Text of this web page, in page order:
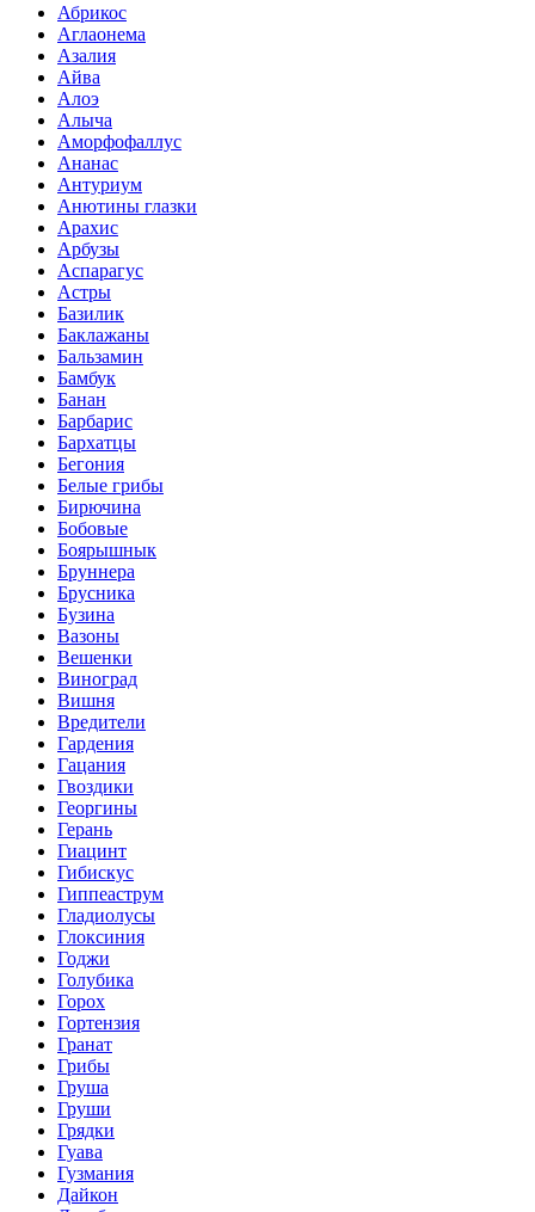
Абрикос
Аглаонема
Азалия
Айва
Алоэ
Алыча
Аморфофаллус
Ананас
Антуриум
Анютины глазки
Арахис
Арбузы
Аспарагус
Астры
Базилик
Баклажаны
Бальзамин
Бамбук
Банан
Барбарис
Бархатцы
Бегония
Белые грибы
Бирючина
Бобовые
Боярышнык
Бруннера
Брусника
Бузина
Вазоны
Вешенки
Виноград
Вишня
Вредители
Гардения
Гацания
Гвоздики
Георгины
Герань
Гиацинт
Гибискус
Гиппеаструм
Гладиолусы
Глоксиния
Годжи
Голубика
Горох
Гортензия
Гранат
Грибы
Груша
Груши
Грядки
Гуава
Гузмания
Дайкон